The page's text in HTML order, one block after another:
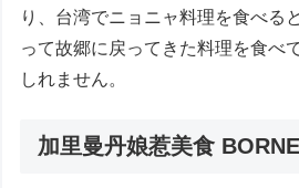
り、台湾でニョニャ料理を食べる
って故郷に戻ってきた料理を食べ
しれません。
加里曼丹娘惹美食